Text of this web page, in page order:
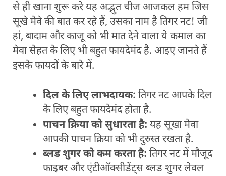
से ही खाना शुरू करे यह अद्भुत चीज आजकल हम जिस
सूखे मेवे की बात कर रहे हैं, उसका नाम है तिगर नट! जी
हां, बादाम और काजू को भी मात देने वाला ये कमाल का
मेवा सेहत के लिए भी बहुत फायदेमंद है. आइए जानते हैं
इसके फायदों के बारे में.
दिल के लिए लाभदायक: तिगर नट आपके दिल
के लिए बहुत फायदेमंद होता है.
पाचन क्रिया को सुधारता है: यह सूखा मेवा
आपकी पाचन क्रिया को भी दुरुस्त रखता है.
ब्लड शुगर को कम करता है: तिगर नट में मौजूद
फाइबर और एंटीऑक्सीडेंट्स ब्लड शुगर लेवल